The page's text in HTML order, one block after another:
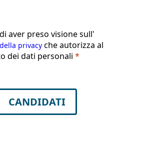
aver preso visione sull'
privacy che autorizza al
dei dati personali *
CANDIDATI